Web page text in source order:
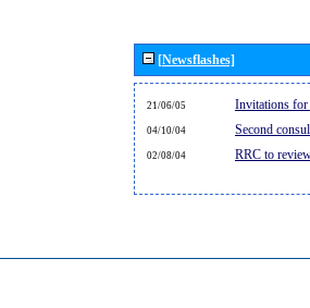
[Newsflashes]
21/06/05 Invitations for
04/10/04 Second
02/08/04 RRC to